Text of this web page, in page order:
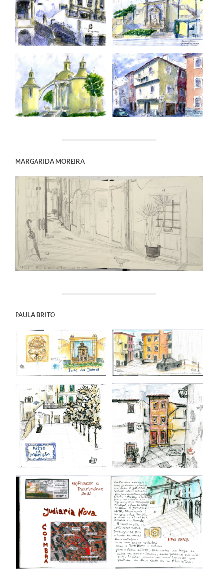
MARGARIDA MOREIRA
PAULA BRITO